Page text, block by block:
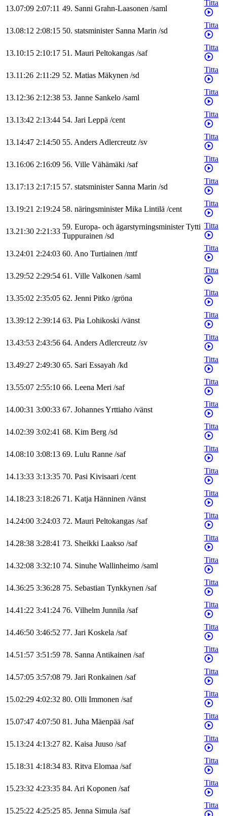
13.07:09 2:07:11 49. Sanni Grahn-Laasonen /saml
Titta
13.08:12 2:08:15 50. statsminister Sanna Marin /sd
Titta
13.10:15 2:10:17 51. Mauri Peltokangas /saf
Titta
13.11:26 2:11:29 52. Matias Mäkynen /sd
Titta
13.12:36 2:12:38 53. Janne Sankelo /saml
Titta
13.13:42 2:13:44 54. Jari Leppä /cent
Titta
13.14:47 2:14:50 55. AndersAdlercreutz /sv
Titta
13.16:06 2:16:09 56. Ville Vähämäki /saf
Titta
13.17:13 2:17:15 57. statsminister Sanna Marin /sd
Titta
13.19:21 2:19:24 58. näringsminister Mika Lintilä /cent
Titta
13.21:30 2:21:33
59. Europa- och ägarstyrningsminister Tytti
Tuppurainen /sd
Titta
13.24:01 2:24:03 60. Ano Turtiainen /mtf
Titta
13.29:52 2:29:54 61. Ville Valkonen /saml
Titta
13.35:02 2:35:05 62. Jenni Pitko /gröna
Titta
13.39:12 2:39:14 63. Pia Lohikoski /vänst
Titta
13.43:53 2:43:56 64. AndersAdlercreutz /sv
Titta
13.49:27 2:49:30 65. Sari Essayah /kd
Titta
13.55:07 2:55:10 66. Leena Meri /saf
Titta
14.00:31 3:00:33 67. JohannesYrttiaho /vänst
Titta
14.02:39 3:02:41 68. Kim Berg /sd
Titta
14.08:10 3:08:13 69. Lulu Ranne /saf
Titta
14.13:33 3:13:35 70. Pasi Kivisaari /cent
Titta
14.18:23 3:18:26 71. Katja Hänninen /vänst
Titta
14.24:00 3:24:03 72. Mauri Peltokangas /saf
Titta
14.28:38 3:28:41 73. Sheikki Laakso /saf
Titta
14.32:08 3:32:10 74. Sinuhe Wallinheimo /saml
Titta
14.36:25 3:36:28 75. Sebastian Tynkkynen /saf
Titta
14.41:22 3:41:24 76. Vilhelm Junnila /saf
Titta
14.46:50 3:46:52 77. Jari Koskela /saf
Titta
14.51:57 3:51:59 78. SannaAntikainen /saf
Titta
14.57:05 3:57:08 79. Jari Ronkainen /saf
Titta
15.02:29 4:02:32 80. Olli Immonen /saf
Titta
15.07:47 4:07:50 81. Juha Mäenpää /saf
Titta
15.13:24 4:13:27 82. Kaisa Juuso /saf
Titta
15.18:31 4:18:34 83. Ritva Elomaa /saf
Titta
15.23:32 4:23:35 84. Ari Koponen /saf
Titta
15.25:22 4:25:25 85. Jenna Simula /saf
Titta